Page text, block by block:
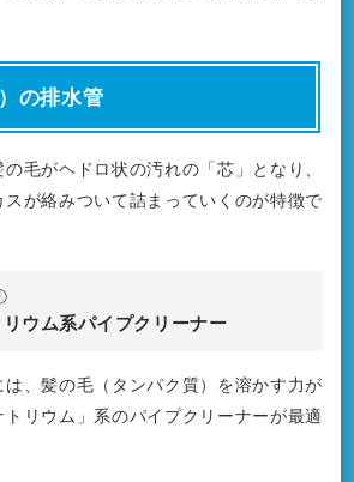
の排水管
毛がヘドロ状の汚れの「芯」となり、
が絡みついて詰まっていくのが特徴で
ウム系パイプクリーナー
、髪の毛（タンパク質）を溶かす力が
リウム」系のパイプクリーナーが最適